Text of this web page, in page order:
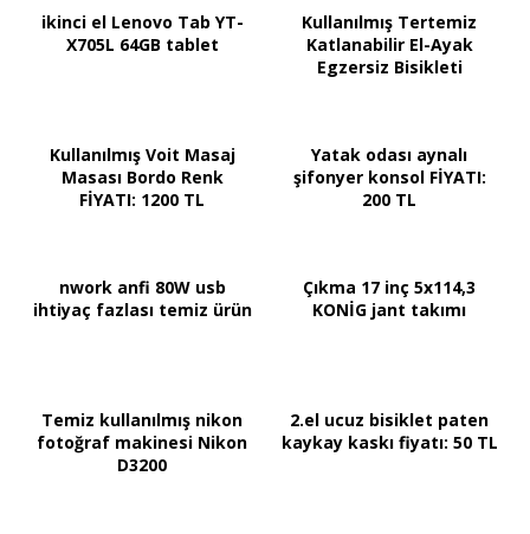
ikinci el Lenovo Tab YT-
X705L 64GB tablet
Kullanılmış Tertemiz
Katlanabilir El-Ayak
Egzersiz Bisikleti
Kullanılmış Voit Masaj
Masası Bordo Renk
FİYATI: 1200 TL
Yatak odası aynalı
şifonyer konsol FİYATI:
200 TL
nwork anfi 80W usb
ihtiyaç fazlası temiz ürün
Çıkma 17 inç 5x114,3
KONİG jant takımı
Temiz kullanılmış nikon
fotoğraf makinesi Nikon
D3200
2.el ucuz bisiklet paten
kaykay kaskı fiyatı: 50 TL